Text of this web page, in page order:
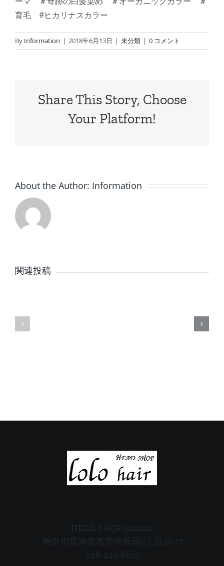
育毛 #ヒカリナスカラー
By Information | 2018年6月13日 | 未分類 | 0 コメント
Share This Story, Choose
Your Platform!
About the Author: Information
関連投稿 月
内
月
内
HEAD SHOP lolohair
神奈川県海老名市中新田2丁目10-17
046-244-6615